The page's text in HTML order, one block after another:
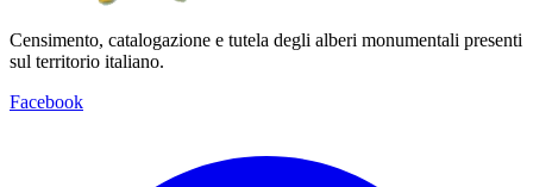
Censimento, catalogazione e tutela degli alberi monumentali presenti
sul territorio italiano.
Facebook